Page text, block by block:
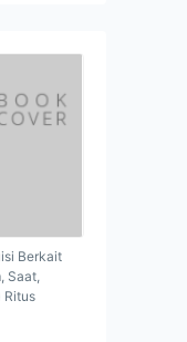
Berkait
Saat,
Ritus